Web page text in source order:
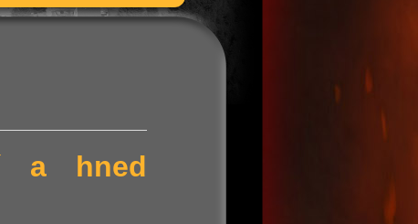
a hned